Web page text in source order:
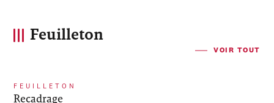
Feuilleton
VOIR TOUT
FEUILLETON
Recadrage